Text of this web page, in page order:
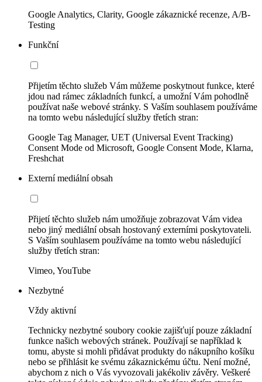
Google Analytics, Clarity, Google zákaznické recenze, A/B-
Testing
Funkční
Přijetím těchto služeb Vám můžeme poskytnout funkce, které
jdou nad rámec základních funkcí, a umožní Vám pohodlně
používat naše webové stránky. S Vaším souhlasem používáme
na tomto webu následující služby třetích stran:
Google Tag Manager, UET (Universal Event Tracking)
Consent Mode od Microsoft, Google Consent Mode, Klarna,
Freshchat
Externí mediální obsah
Přijetí těchto služeb nám umožňuje zobrazovat Vám videa
nebo jiný mediální obsah hostovaný externími poskytovateli.
S Vaším souhlasem používáme na tomto webu následující
služby třetích stran:
Vimeo, YouTube
Nezbytné
Vždy aktivní
Technicky nezbytné soubory cookie zajišťují pouze základní
funkce našich webových stránek. Používají se například k
tomu, abyste si mohli přidávat produkty do nákupního košíku
nebo se přihlásit ke svému zákaznickému účtu. Není možné,
abychom z nich o Vás vyvozovali jakékoliv závěry. Veškeré